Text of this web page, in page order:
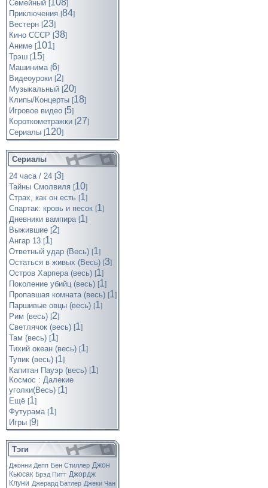
Семейный [108]
Приключения [84]
Вестерн [23]
Кино СССР [38]
Аниме [101]
Трэш [15]
Машинима [6]
Видеоуроки [2]
Музыкальный [20]
Клипы/Концерты [18]
Игровое видео [5]
Короткометражки [27]
Cериалы [120]
Сериалы
24 часа / 24 [3]
Тайны Смолвиля [10]
Страх, как он есть [1]
Спартак: кровь и песок [1]
Дневники вампира [1]
Выжившие [2]
Ангар 13 [1]
Ответный удар (Весь) [1]
Остаться в живых (Весь) [3]
Остров Харпера (весь) [1]
Поколение убийц (весь) [1]
Пропавшая комната (весь) [1]
Паршивые овцы (весь) [1]
Рим (весь) [2]
Светлячок (весь) [1]
Там (весь) [1]
Тихий океан (весь) [1]
Тупик (весь) [1]
Капитан Пауэр (весь) [1]
Космос : Далекие
уголки(Весь) [1]
Ещё [1]
Футурама [1]
Игры [9]
Тэги
Джонни Депп Бен Стиллер Джон
Кьюсак Брэд Питт Джордж
Клуни Джерард Батлер Джеки Чан